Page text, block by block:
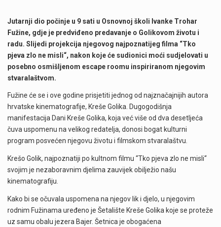
Jutarnji dio počinje u 9 sati u Osnovnoj školi Ivanke Trohar
Fužine, gdje je predviđeno predavanje o Golikovom životu i
radu. Slijedi projekcija njegovog najpoznatijeg filma “Tko
pjeva zlo ne misli“, nakon koje će sudionici moći sudjelovati u
posebno osmišljenom escape roomu inspiriranom njegovim
stvaralaštvom.
Fužine će se i ove godine prisjetiti jednog od najznačajnijih autora
hrvatske kinematografije, Kreše Golika. Dugogodišnja
manifestacija Dani Kreše Golika, koja već više od dva desetljeća
čuva uspomenu na velikog redatelja, donosi bogat kulturni
program posvećen njegovu životu i filmskom stvaralaštvu.
Krešo Golik, najpoznatiji po kultnom filmu “Tko pjeva zlo ne misli“
svojim je nezaboravnim djelima zauvijek obilježio našu
kinematografiju.
Kako bi se očuvala uspomena na njegov lik i djelo, u njegovim
rodnim Fužinama uređeno je Šetalište Kreše Golika koje se proteže
uz samu obalu jezera Bajer. Šetnica je obogaćena